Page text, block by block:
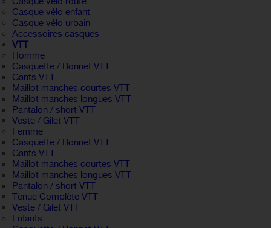
Casque vélo enfant
Casque vélo urbain
Accessoires casques
VTT
Homme
Casquette / Bonnet VTT
Gants VTT
Maillot manches courtes VTT
Maillot manches longues VTT
Pantalon / short VTT
Veste / Gilet VTT
Femme
Casquette / Bonnet VTT
Gants VTT
Maillot manches courtes VTT
Maillot manches longues VTT
Pantalon / short VTT
Tenue Complète VTT
Veste / Gilet VTT
Enfants